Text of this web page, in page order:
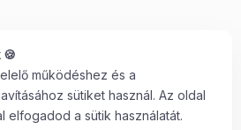
működéshez és a
sütiket használ. Az oldal
elfogadod a sütik használatát.